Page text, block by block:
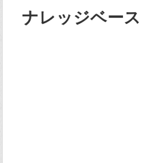
ナレッジベース